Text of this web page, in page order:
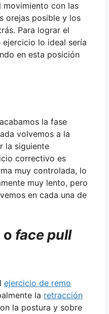
movimiento con las
orejas posible y los
Para lograr el
lo ideal sería
en esta posición
la fase
volvemos a la
la siguiente
correctivo es
muy controlada, lo
muy lento, pero
en cada una de
o face pull
ejercicio de remo
la retracción
la postura y sobre